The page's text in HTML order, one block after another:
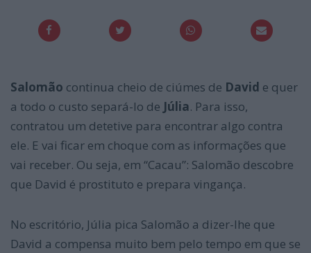
Salomão continua cheio de ciúmes de David e quer
a todo o custo separá-lo de Júlia. Para isso,
contratou um detetive para encontrar algo contra
ele. E vai ficar em choque com as informações que
vai receber. Ou seja, em “Cacau”: Salomão descobre
que David é prostituto e prepara vingança.
No escritório, Júlia pica Salomão a dizer-lhe que
David a compensa muito bem pelo tempo em que se